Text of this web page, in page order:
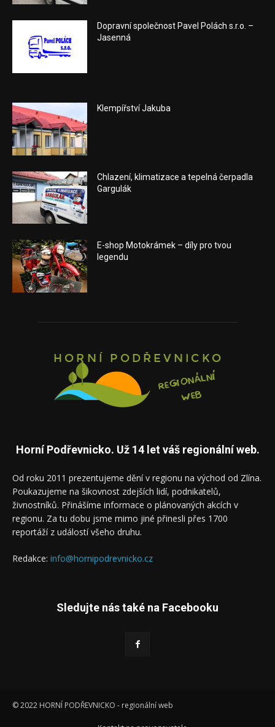
Dopravní společnost Pavel Polách s.r.o. –
Jasenná
Klempířství Jakuba
Chlazení, klimatizace a tepelná čerpadla
Gargulák
E-shop Motokrámek – díly pro tvou
legendu
Horní Podřevnicko. Už 14 let váš regionální web.
Od roku 2011 prezentujeme dění v regionu na východ od Zlína.
Poukazujeme na šikovnost zdejších lidí, podnikatelů,
živnostníků. Přinášíme informace o plánovaných akcích v
regionu. Za tu dobu jsme mimo jiné přinesli přes 1700
reportáží z událostí všeho druhu.
Redakce: info@hornipodrevnicko.cz
Sledujte nás také na Facebooku
© 2022 HORNÍ PODŘEVNICKO - regionální web